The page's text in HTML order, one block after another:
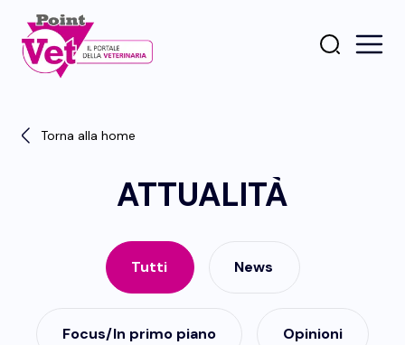
Torna alla home
ATTUALITÀ
Tutti News
Focus/In primo piano Opinioni